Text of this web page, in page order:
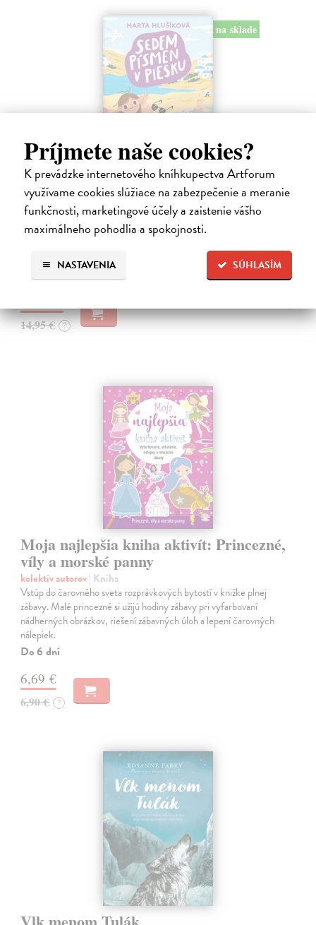
Príjmete naše cookies?
K prevádzke internetového kníhkupectva Artforum
využívame cookies slúžiace na zabezpečenie a meranie
funkčnosti, marketingové účely a zaistenie vášho
maximálneho pohodlia a spokojnosti.
SÚHLASÍM
NASTAVENIA
na sklade
Sedem písmen v piesku
Hlušíková Marta| Kniha
Dovolenka na Kréte je niekedy plná prekvapení. Súrodenci Noro a
Anabela pri mori spoznávajú svojráznych Chrtovcov, natrafia na
zahrabaní…
14,95 € ?
Moja najlepšia kniha aktivít: Princezné,
víly a morské panny
kolektív autorov| Kniha
Vstúp do čarovného sveta rozprávkových bytostí v knižke plnej
zábavy. Malé princezné si užijú hodiny zábavy pri vyfarbovaní
nádherných obrázkov, riešení zábavných úloh a lepení čarovných
nálepiek.
Do 6 dní
6,69 €
6,90 € ?